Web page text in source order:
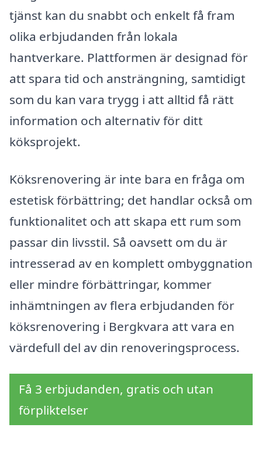
tjänst kan du snabbt och enkelt få fram
olika erbjudanden från lokala
hantverkare. Plattformen är designad för
att spara tid och ansträngning, samtidigt
som du kan vara trygg i att alltid få rätt
information och alternativ för ditt
köksprojekt.
Köksrenovering är inte bara en fråga om
estetisk förbättring; det handlar också om
funktionalitet och att skapa ett rum som
passar din livsstil. Så oavsett om du är
intresserad av en komplett ombyggnation
eller mindre förbättringar, kommer
inhämtningen av flera erbjudanden för
köksrenovering i Bergkvara att vara en
värdefull del av din renoveringsprocess.
Få 3 erbjudanden, gratis och utan
förpliktelser